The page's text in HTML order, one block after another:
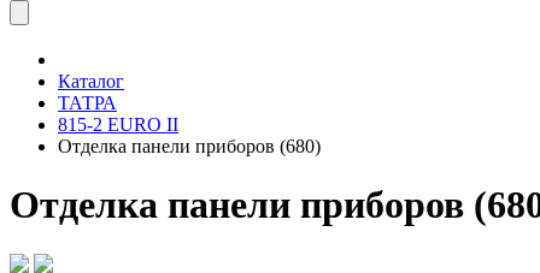
Каталог
ТАТРА
815-2 EURO II
Отделка панели приборов (680)
Отделка панели приборов